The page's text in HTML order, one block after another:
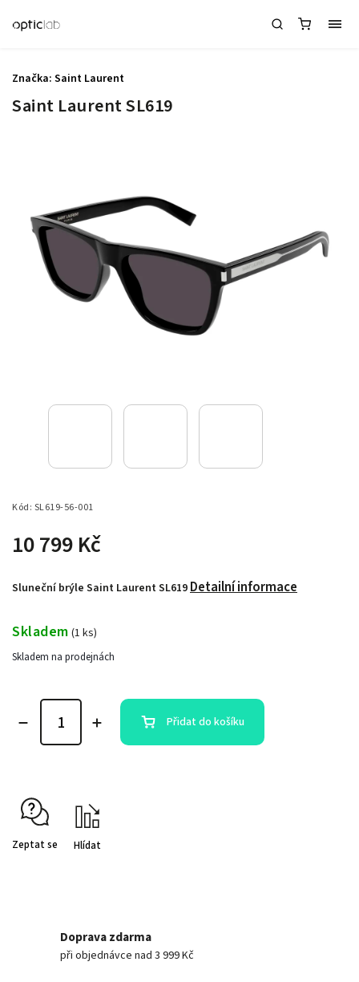
Saint Laurent SL619
Kód: SL619-56-001
10 799 Kč
Sluneční brýle Saint Laurent SL619 Detailní informace
Značka: Saint Laurent
Skladem (1 ks)
Skladem na prodejnách
Přidat do košíku
Zeptat se Hlídat
Doprava zdarma
při objednávce nad 3 999 Kč